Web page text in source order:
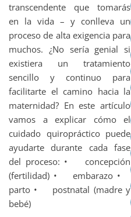
transcendente que tomarás
en la vida – y conlleva un
proceso de alta exigencia para
muchos. ¿No sería genial si
existiera un tratamiento
sencillo y continuo para
facilitarte el camino hacia la
maternidad? En este artículo
vamos a explicar cómo el
cuidado quiropráctico puede
ayudarte durante cada fase
del proceso: • concepción
(fertilidad) • embarazo •
parto • postnatal (madre y
bebé)